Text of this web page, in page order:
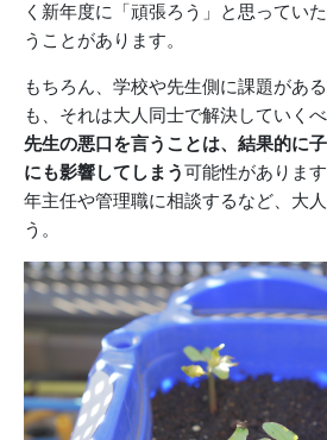
く新年度に「頑張ろう」と思ってい
うことがあります。
もちろん、学校や先生側に課題があ
も、それは大人同士で解決していくべ
先生の悪口を言うことは、結果的に
にも影響してしまう可能性がありま
年主任や管理職に相談するなど、大
う。